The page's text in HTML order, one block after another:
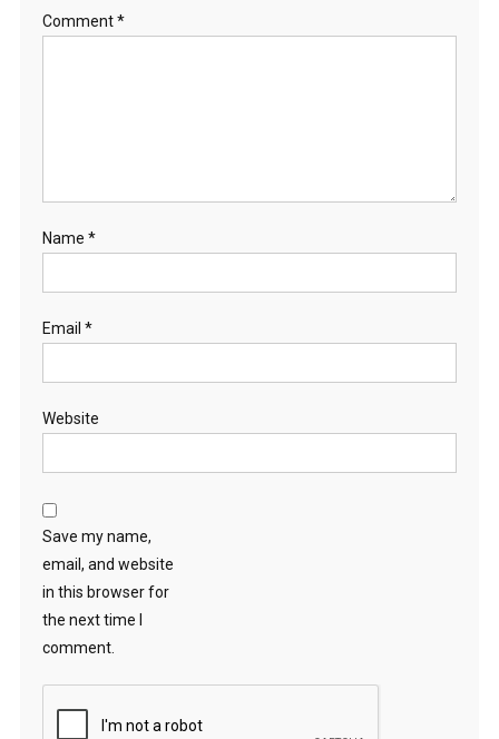
Comment*
Name *
Email *
Website
Save my name,
email, and website
in this browser for
the next time I
comment.